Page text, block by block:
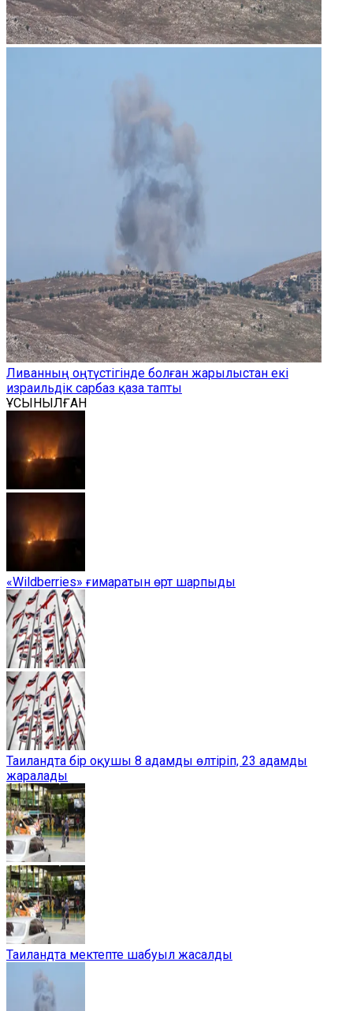
Ливанның оңтүстігінде болған жарылыстан екі
израильдік сарбаз қаза тапты
ҰСЫНЫЛҒАН
«Wildberries» ғимаратын өрт шарпыды
Таиландта бір оқушы 8 адамды өлтіріп, 23 адамды
жаралады
Таиландта мектепте шабуыл жасалды